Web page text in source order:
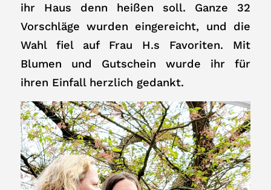
ihr Haus denn heißen soll. Ganze 32
Vorschläge wurden eingereicht, und die
Wahl fiel auf Frau H.s Favoriten. Mit
Blumen und Gutschein wurde ihr für
ihren Einfall herzlich gedankt.